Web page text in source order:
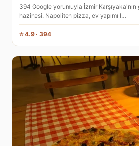
394 Google yorumuyla İzmir
hazinesi. Napoliten pizza, ev yapımı l…
⭐ 4.9 · 394